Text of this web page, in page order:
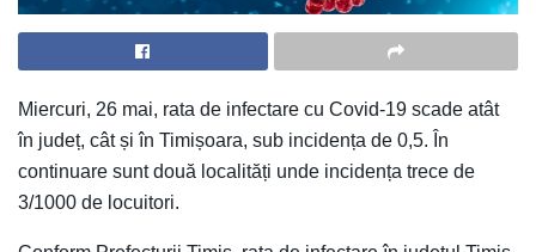
Miercuri, 26 mai, rata de infectare cu Covid-19 scade atât
în județ, cât și în Timișoara, sub incidența de 0,5. În
continuare sunt două localități unde incidența trece de
3/1000 de locuitori.